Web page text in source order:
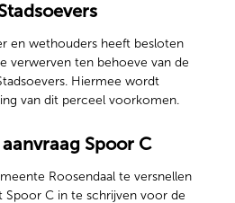
en wethouders heeft besloten
verwerven ten behoeve van de
Hiermee wordt
van dit perceel voorkomen.
Spoor C
Roosendaal te versnellen
C in te schrijven voor de